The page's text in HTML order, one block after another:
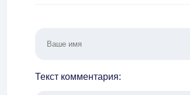
Текст комментария: